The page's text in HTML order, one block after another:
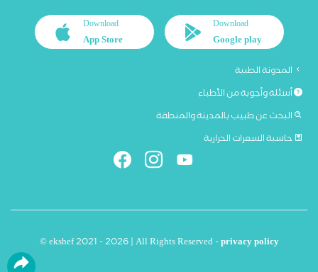
Download
Google play
Download
App Store
المدونة الطبية
أسئلة وأجوبة من الأطباء
البحث عن طبيب بالمدينة والمنطقة
حاسبة السعرات الحرارية
© ekshef 2021 - 2026 | All Rights Reserved -privacy policy